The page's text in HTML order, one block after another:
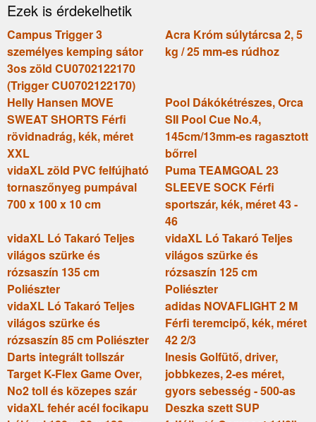
CM
Ezek is érdekelhetik
Campus Trigger 3
személyes kemping sátor
3os zöld CU0702122170
(Trigger CU0702122170)
Acra Króm súlytárcsa 2, 5
kg / 25 mm-es rúdhoz
Helly Hansen MOVE
SWEAT SHORTS Férfi
rövidnadrág, kék, méret
XXL
Pool Dákókétrészes, Orca
SII Pool Cue No.4,
145cm/13mm-es ragasztott
bőrrel
vidaXL zöld PVC felfújható
tornaszőnyeg pumpával
700 x 100 x 10 cm
Puma TEAMGOAL 23
SLEEVE SOCK Férfi
sportszár, kék, méret 43 -
46
vidaXL Ló Takaró Teljes
világos szürke és
rózsaszín 135 cm
Poliészter
vidaXL Ló Takaró Teljes
világos szürke és
rózsaszín 125 cm
Poliészter
vidaXL Ló Takaró Teljes
világos szürke és
rózsaszín 85 cm Poliészter
adidas NOVAFLIGHT 2 M
Férfi teremcipő, kék, méret
42 2/3
Darts integrált tollszár
Target K-Flex Game Over,
No2 toll és közepes szár
Inesis Golfütő, driver,
jobbkezes, 2-es méret,
gyors sebesség - 500-as
vidaXL fehér acél focikapu
Deszka szett SUP